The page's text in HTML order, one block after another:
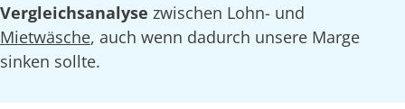
Vergleichsanalyse zwischen Lohn- und
Mietwäsche, auch wenn dadurch unsere Marge
sinken sollte.